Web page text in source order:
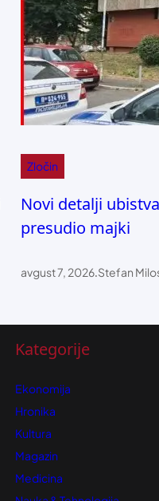
Zločin
Novi detalji
presudio majki
avgust 7, 2026.Stefan
Kategorije
Ekonomija
Hronika
Kultura
Magazin
Medicina